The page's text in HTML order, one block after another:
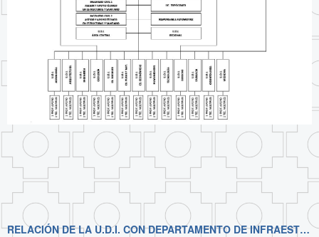
RELACIÓN DE LA U.D.I. CON DEPARTAMENTO DE INFRAESTRUCTURA Y DECANATOS